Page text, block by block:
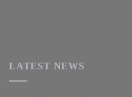
LATEST NEWS